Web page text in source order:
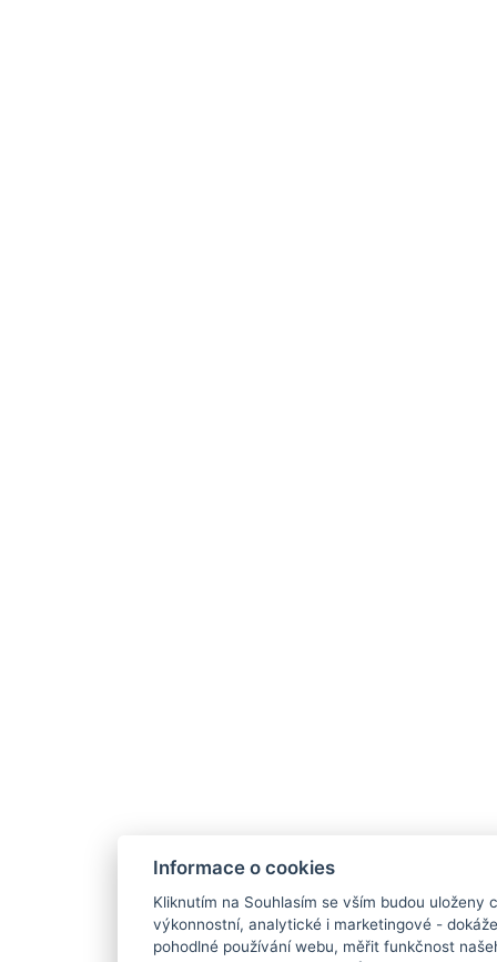
Informace o cookies
Kliknutím na Souhlasím se vším budou uloženy
výkonnostní, analytické i marketingové -
pohodlné používání webu, měřit funkčnost